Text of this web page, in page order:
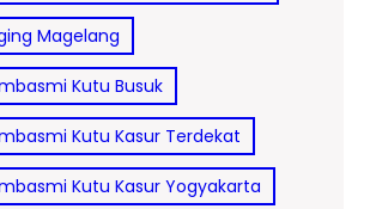
Magelang
Kutu Busuk
Kutu Kasur Terdekat
Kutu Kasur Yogyakarta